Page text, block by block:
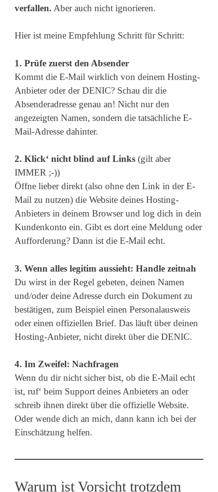
verfallen. Aber auch nicht ignorieren.
Hier ist meine Empfehlung Schritt für Schritt:
1. Prüfe zuerst den Absender
Kommt die E-Mail wirklich von deinem Hosting-
Anbieter oder der DENIC? Schau dir die
Absenderadresse genau an! Nicht nur den
angezeigten Namen, sondern die tatsächliche E-
Mail-Adresse dahinter.
2. Klick‘ nicht blind auf Links (gilt aber
IMMER ;-))
Öffne lieber direkt (also ohne den Link in der E-
Mail zu nutzen) die Website deines Hosting-
Anbieters in deinem Browser und log dich in dein
Kundenkonto ein. Gibt es dort eine Meldung oder
Aufforderung? Dann ist die E-Mail echt.
3. Wenn alles legitim aussieht: Handle zeitnah
Du wirst in der Regel gebeten, deinen Namen
und/oder deine Adresse durch ein Dokument zu
bestätigen, zum Beispiel einen Personalausweis
oder einen offiziellen Brief. Das läuft über deinen
Hosting-Anbieter, nicht direkt über die DENIC.
4. Im Zweifel: Nachfragen
Wenn du dir nicht sicher bist, ob die E-Mail echt
ist, ruf‘ beim Support deines Anbieters an oder
schreib ihnen direkt über die offizielle Website.
Oder wende dich an mich, dann kann ich bei der
Einschätzung helfen.
Warum ist Vorsicht trotzdem